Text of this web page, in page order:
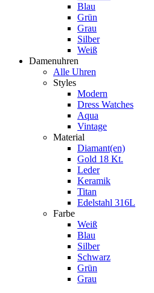
Blau
Grün
Grau
Silber
Weiß
Damenuhren
Alle Uhren
Styles
Modern
Dress Watches
Aqua
Vintage
Material
Diamant(en)
Gold 18 Kt.
Leder
Keramik
Titan
Edelstahl 316L
Farbe
Weiß
Blau
Silber
Schwarz
Grün
Grau